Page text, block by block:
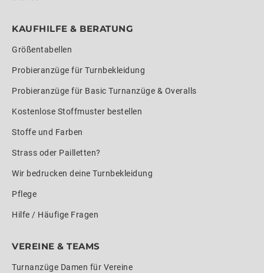
KAUFHILFE & BERATUNG
Größentabellen
Probieranzüge für Turnbekleidung
Probieranzüge für Basic Turnanzüge & Overalls
Kostenlose Stoffmuster bestellen
Stoffe und Farben
Strass oder Pailletten?
Wir bedrucken deine Turnbekleidung
Pflege
Hilfe / Häufige Fragen
VEREINE & TEAMS
Turnanzüge Damen für Vereine